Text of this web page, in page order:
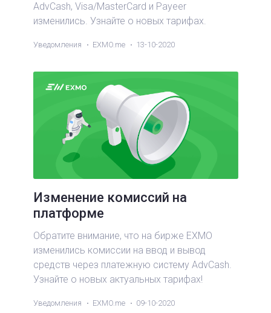
AdvCash, Visa/MasterCard и Payeer
изменились. Узнайте о новых тарифах.
Уведомления EXMO.me 13-10-2020
Изменение комиссий на
платформе
Обратите внимание, что на бирже EXMO
изменились комиссии на ввод и вывод
средств через платежную систему AdvCash.
Узнайте о новых актуальных тарифах!
Уведомления EXMO.me 09-10-2020